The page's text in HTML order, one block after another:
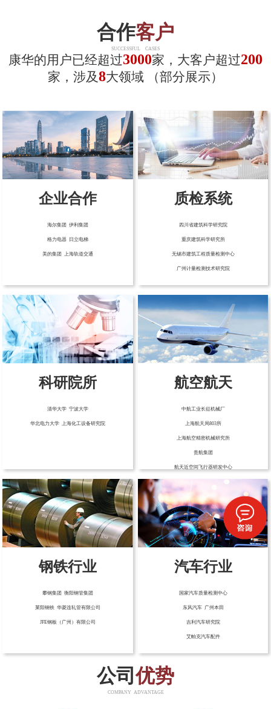
合作客户
SUCCESSFUL CASES
康华的用户已经超过3000家，大客户超过200
家，涉及8大领域 （部分展示）
企业合作
海尔集团 伊利集团
格力电器 日立电梯
美的集团 上海轨道交通
质检系统
四川省建筑科学研究院
重庆建筑科学研究所
无锡市建筑工程质量检测中心
广州计量检测技术研究院
科研院所
清华大学 宁波大学
华北电力大学 上海化工设备研究院
航空航天
中航工业长征机械厂
上海航天局803所
上海航空精密机械研究所
贵航集团
航天近空间飞行器研发中心
钢铁行业
攀钢集团 衡阳钢管集团
莱阳钢铁 华菱连轧管有限公司
JFE钢板（广州）有限公司
汽车行业
国家汽车质量检测中心
东风汽车 广州本田
吉利汽车研究院
艾帕克汽车配件
公司优势
COMPANY ADVANTAGE